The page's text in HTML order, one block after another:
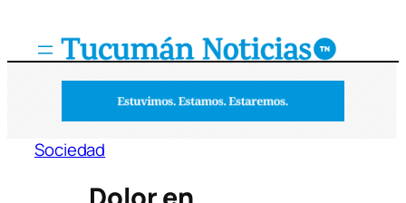
Sociedad